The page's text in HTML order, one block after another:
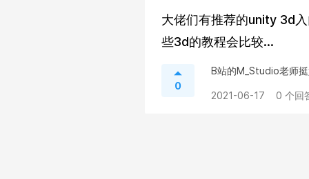
大佬们有推荐的unity 3d
些3d的教程会比较...
0
B站的M_Studio老师
2021-06-17 0 个回